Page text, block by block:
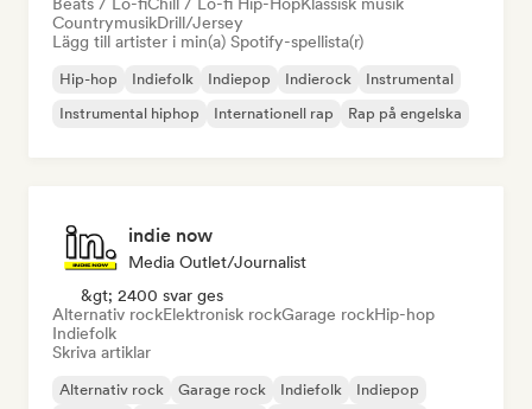
CountrymusikDrill/Jersey
Lägg till artister i min(a) Spotify-spellista(r)
Hip-hop Indiefolk Indiepop Indierock
Instrumental
Instrumental hiphop
Internationell rap Rap på engelska
indie now
Media Outlet/Journalist
&gt; 2400 svar ges
Alternativ rockElektronisk rockGarage rockHip-hop
Indiefolk
Skriva artiklar
Alternativ rock Garage rock Indiefolk
Indiepop